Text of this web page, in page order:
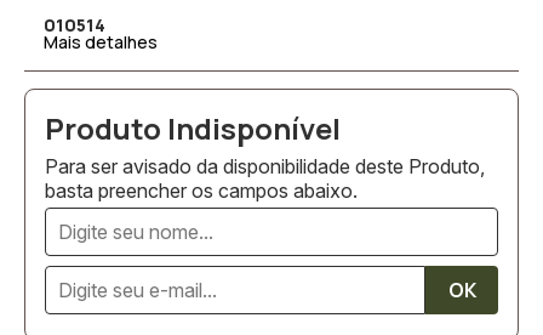
010514
Mais detalhes
Para ser avisado da disponibilidade deste Produto,
basta preencher os campos abaixo.